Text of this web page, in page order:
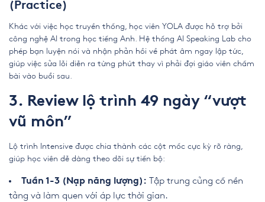
(Practice)
Khác với việc học truyền thống, học viên YOLA được hỗ trợ bởi
công nghệ AI trong học tiếng Anh. Hệ thống AI Speaking Lab cho
phép bạn luyện nói và nhận phản hồi về phát âm ngay lập tức,
giúp việc sửa lỗi diễn ra từng phút thay vì phải đợi giáo viên chấm
bài vào buổi sau.
3. Review lộ trình 49 ngày “vượt
vũ môn”
Lộ trình Intensive được chia thành các cột mốc cực kỳ rõ ràng,
giúp học viên dễ dàng theo dõi sự tiến bộ:
Tuần 1-3 (Nạp năng lượng): Tập trung củng cố nền
tảng và làm quen với áp lực thời gian.